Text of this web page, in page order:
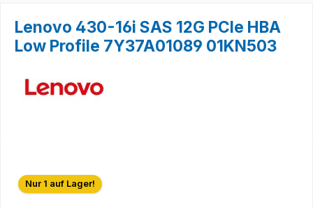
Lenovo 430-16i SAS 12G PCIe HBA
Low Profile 7Y37A01089 01KN503
Bildergalerie überspringen
Nur 1 auf Lager!